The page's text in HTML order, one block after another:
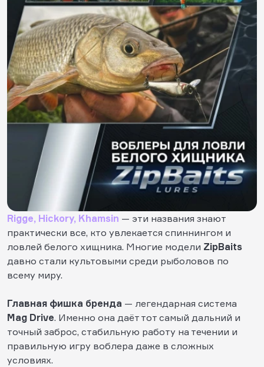
Rigge, Hickory, Khamsin — эти названия знают
практически все, кто увлекается спиннингом и
ловлей белого хищника. Многие модели ZipBaits
давно стали культовыми среди рыболовов по
всему миру.
Главная фишка бренда — легендарная система
Mag Drive. Именно она даёт тот самый дальний и
точный заброс, стабильную работу на течении и
правильную игру воблера даже в сложных
условиях.